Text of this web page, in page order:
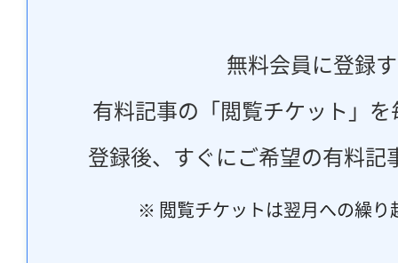
無料会員に登録
有料記事の「閲覧チケット」
登録後、すぐにご希望の有料記
※ 閲覧チケットは翌月への繰り